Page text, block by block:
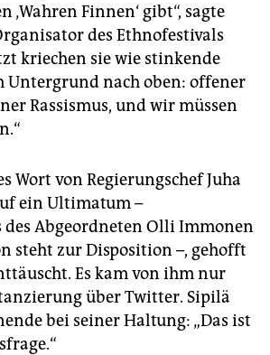
‚Wahren Finnen‘ gibt“, sagte
des Ethnofestivals
kriechen sie wie stinkende
Untergrund nach oben: offener
Rassismus, und wir müssen
Wort von Regierungschef Juha
ein Ultimatum –
des Abgeordneten Olli Immonen
steht zur Disposition –, gehofft
Es kam von ihm nur
über Twitter. Sipilä
bei seiner Haltung: „Das ist